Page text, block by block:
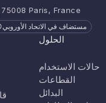
Paris, France
مستضاف في الاتحاد الأوروبي
الحلول
حالات الاستخدام
القطاعات
البدائل